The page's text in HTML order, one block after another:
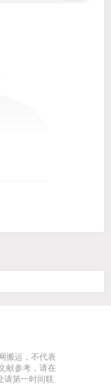
搬运，不代表
献参考，请在
请第一时间联